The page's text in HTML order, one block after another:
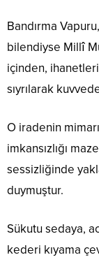
Bandırma
bilendiyse Millî
içinden,
sıyrılarak
O iradenin
imkansızlığı
sessizliğinde
duymuştur.
Sükutu sedaya,
kederi kıyama